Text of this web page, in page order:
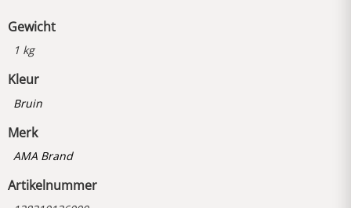
Gewicht
1 kg
Kleur
Bruin
Merk
AMA Brand
Artikelnummer